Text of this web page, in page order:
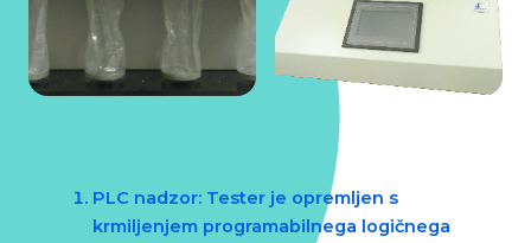
PLC nadzor: Tester je opremljen s
krmiljenjem programabilnega logičnega